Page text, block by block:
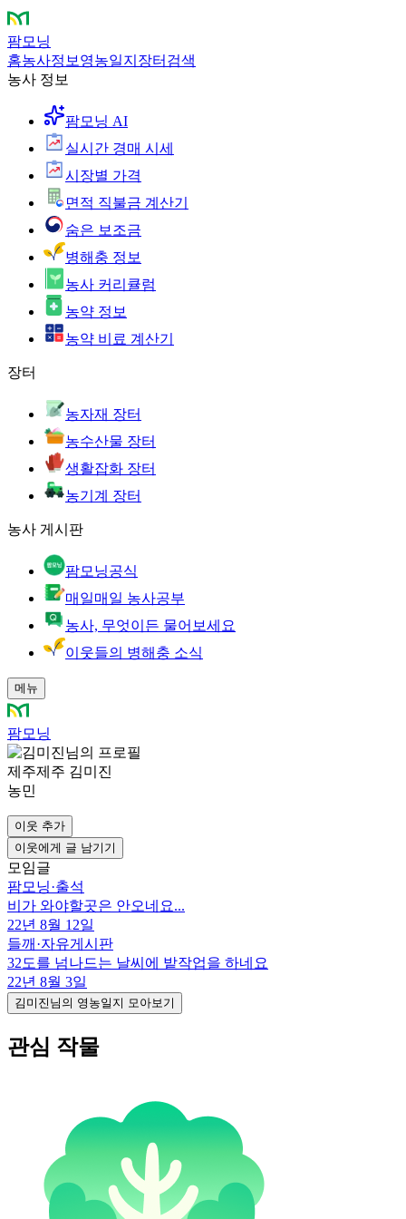
팜모닝
홈농사정보 영농일지 장터 검색
농사 정보
팜모닝 AI
실시간 경매 시세
시장별 가격
면적 직불금 계산기
숨은 보조금
병해충 정보
농사 커리큘럼
농약 정보
농약 비료 계산기
장터
농자재 장터
농수산물 장터
생활잡화 장터
농기계 장터
농사 게시판
팜모닝공식
매일매일 농사공부
농사, 무엇이든 물어보세요
이웃들의 병해충 소식
메뉴
팜모닝
제주제주 김미진
농민
이웃 추가
이웃에게 글 남기기
모임글
팜모닝·출석
비가 와야할곳은 안오네요...
22년 8월 12일
들깨 ·자유게시판
32도를 넘나드는 날씨에 밭작업을 하네요
22년 8월 3일
김미진님의 영농일지 모아보기
관심 작물